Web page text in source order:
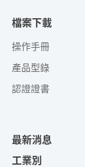
檔案下載
操作手冊
產品型錄
認證證書
最新消息
工業別